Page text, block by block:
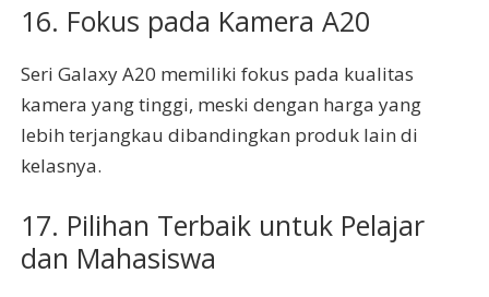
16. Fokus pada Kamera A20
Seri Galaxy A20 memiliki fokus pada kualitas
kamera yang tinggi, meski dengan harga yang
lebih terjangkau dibandingkan produk lain di
kelasnya.
17. Pilihan Terbaik untuk Pelajar
dan Mahasiswa